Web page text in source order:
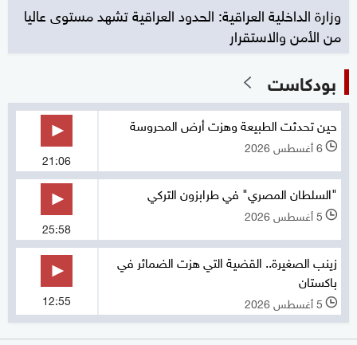
وزارة الداخلية العراقية: الحدود العراقية تشهد مستوى عاليا
من الأمن والاستقرار
بودكاست
حين تحدثت الطبيعة وهزت أرض المحروسة
l 6 أغسطس 2026
21:06
"السلطان المصري" في طرابزون التركي
l 5 أغسطس 2026
25:58
زينب الصغيرة.. القضية التي هزت الضمائر في
باكستان
l 5 أغسطس 2026 12:55